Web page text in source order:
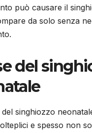
può causare il
da solo senza
del
del singhiozzo
e spesso non